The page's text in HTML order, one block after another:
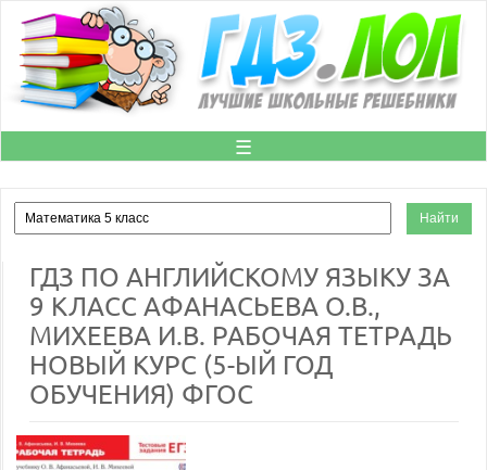
☰
ГДЗ ПО АНГЛИЙСКОМУ ЯЗЫКУ ЗА
9 КЛАСС АФАНАСЬЕВА О.В.,
МИХЕЕВА И.В. РАБОЧАЯ ТЕТРАДЬ
НОВЫЙ КУРС (5-ЫЙ ГОД
ОБУЧЕНИЯ) ФГОС